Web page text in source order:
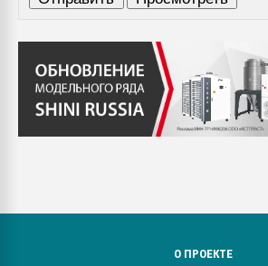
О ПРОЕКТЕ